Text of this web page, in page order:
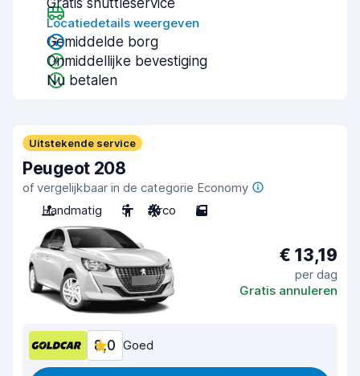
Gratis shuttleservice
Locatiedetails weergeven
Gemiddelde borg
Onmiddellijke bevestiging
Nu betalen
Uitstekende service
Peugeot 208
of vergelijkbaar in de categorie Economy
Handmatig
5 Airco 5
€ 13,19
per dag
Gratis annuleren
8,0 Goed